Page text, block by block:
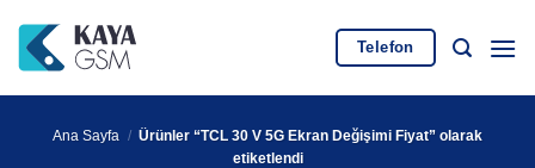
atla
Telefon
Ana Sayfa / Ürünler “TCL 30 V 5G Ekran Değişimi Fiyat” olarak
etiketlendi